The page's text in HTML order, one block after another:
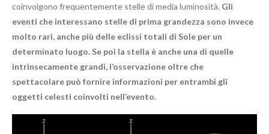
coinvolgono frequentemente stelle di media luminosità. Gli
eventi che interessano stelle di prima grandezza sono invece
molto rari, anche più delle eclissi totali di Sole per un
determinato luogo. Se poi la stella è anche una di quelle
intrinsecamente grandi, l’osservazione oltre che
spettacolare può fornire informazioni per entrambi gli
oggetti celesti coinvolti nell’evento.